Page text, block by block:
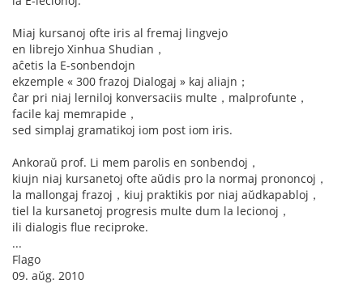
Miaj kursanoj ofte iris al fremaj lingvejo
en librejo Xinhua Shudian，
aĉetis la E-sonbendojn
ekzemple « 300 frazoj Dialogaj » kaj aliajn；
ĉar pri niaj lerniloj konversaciis multe，malprofunte，
facile kaj memrapide，
sed simplaj gramatikoj iom post iom iris.
Ankoraŭ prof. Li mem parolis en sonbendoj，
kiujn niaj kursanetoj ofte aŭdis pro la normaj prononcoj，
la mallongaj frazoj，kiuj praktikis por niaj aŭdkapabloj，
tiel la kursanetoj progresis multe dum la lecionoj，
ili dialogis flue reciproke.
...
Flago
09. aŭg. 2010